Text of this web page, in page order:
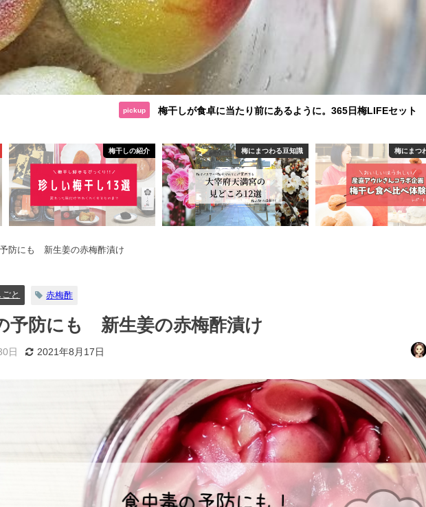
pickup 梅干しが食卓に当たり前にあるように。365日梅LIFEセット
梅干しの紹介 梅にまつわる豆知識 梅にまつ
防にも 新生姜の赤梅酢漬け
と 赤梅酢
予防にも 新生姜の赤梅酢漬け
日 2021年8月17日